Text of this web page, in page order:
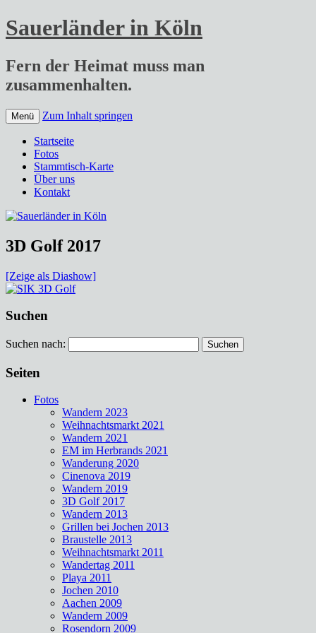
Sauerländer in Köln
Fern der Heimat muss man
zusammenhalten.
Menü Zum Inhalt springen
Startseite
Fotos
Stammtisch-Karte
Über uns
Kontakt
3D Golf 2017
[Zeige als Diashow]
Suchen
Suchen nach:
Seiten
Fotos
Wandern 2023
Weihnachtsmarkt 2021
Wandern 2021
EM im Herbrands 2021
Wanderung 2020
Cinenova 2019
Wandern 2019
3D Golf 2017
Wandern 2013
Grillen bei Jochen 2013
Braustelle 2013
Weihnachtsmarkt 2011
Wandertag 2011
Playa 2011
Jochen 2010
Aachen 2009
Wandern 2009
Rosendorn 2009